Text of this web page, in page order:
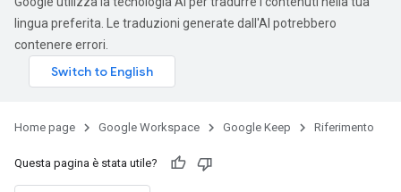
lingua preferita. Le traduzioni generate dall'AI potrebbero
contenere errori.
Home page Google Workspace Google Keep Riferimento
Questa pagina è stata utile?